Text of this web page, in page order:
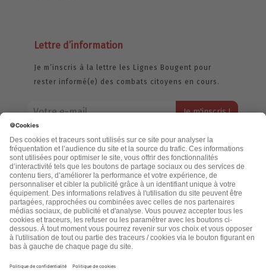
Lettre d’information
Je m’inscris à la lettre les Lignes Bougent pour
rester informé(e) des combats citoyens en cours.
jamais échangée. Pour consulter notre politique de confidentialité,
cliquez ici.
Accueil
Politique de confidentialité
Cookies